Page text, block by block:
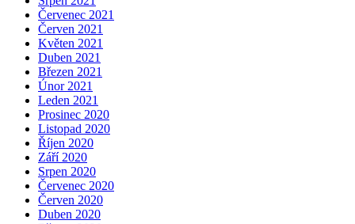
Červenec 2021
Červen 2021
Květen 2021
Duben 2021
Březen 2021
Únor 2021
Leden 2021
Prosinec 2020
Listopad 2020
Říjen 2020
Září 2020
Srpen 2020
Červenec 2020
Červen 2020
Duben 2020